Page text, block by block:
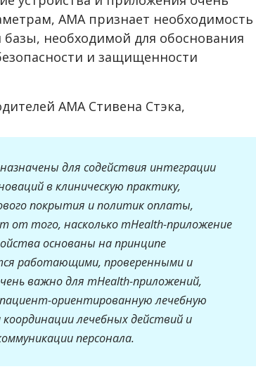
АМА признает необходимость
необходимой для обоснования
и защищенности
АМА Стивена Стэка,
для содействия интеграции
в клиническую практику,
покрытия и политик оплаты,
от того, насколько mHealth-приложение
основаны на принципе
работающими, проверенными и
важно для mHealth-приложений,
ориентированную лечебную
лечебных действий и
персонала.